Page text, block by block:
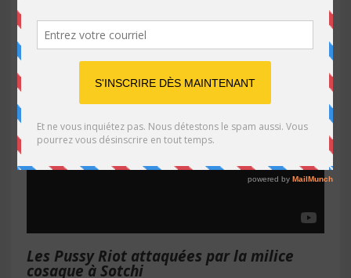
punk
Les Pussy Riot attaquées par la milice
cosaque à Sotchi